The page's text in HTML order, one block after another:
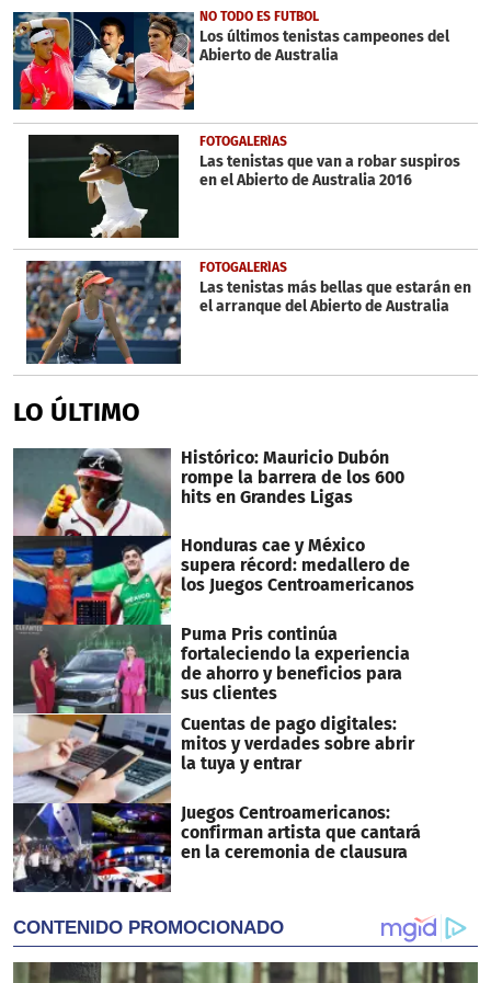
1
minute,
43
seconds
NO TODO ES FUTBOL
Los últimos tenistas campeones del
Abierto de Australia
FOTOGALERÍAS
Las tenistas que van a robar suspiros
en el Abierto de Australia 2016
FOTOGALERÍAS
Las tenistas más bellas que estarán en
el arranque del Abierto de Australia
LO ÚLTIMO
Histórico: Mauricio Dubón
rompe la barrera de los 600
hits en Grandes Ligas
Honduras cae y México
supera récord: medallero de
los Juegos Centroamericanos
Puma Pris continúa
fortaleciendo la experiencia
de ahorro y beneficios para
sus clientes
Cuentas de pago digitales:
mitos y verdades sobre abrir
la tuya y entrar
Juegos Centroamericanos:
confirman artista que cantará
en la ceremonia de clausura